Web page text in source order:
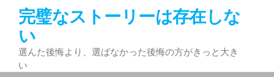
完璧なストーリーは存在しな
い
選んた後悔より、選ばなかった後悔の方がきっと大き
い